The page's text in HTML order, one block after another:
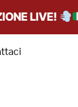
LIVE!